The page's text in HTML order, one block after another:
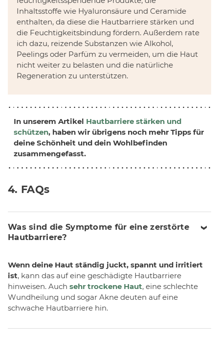
Inhaltsstoffe wie Hyaluronsäure und Ceramide
enthalten, da diese die Hautbarriere stärken und
die Feuchtigkeitsbindung fördern. Außerdem rate
ich dazu, reizende Substanzen wie Alkohol,
Peelings oder Parfüm zu vermeiden, um die Haut
nicht weiter zu belasten und die natürliche
Regeneration zu unterstützen.
In unserem Artikel Hautbarriere stärken und
schützen, haben wir übrigens noch mehr Tipps für
deine Schönheit und dein Wohlbefinden
zusammengefasst.
4. FAQs
Was sind die Symptome für eine zerstörte
Hautbarriere?
Wenn deine Haut ständig juckt, spannt und irritiert
ist, kann das auf eine geschädigte Hautbarriere
hinweisen. Auch sehr trockene Haut, eine schlechte
Wundheilung und sogar Akne deuten auf eine
schwache Hautbarriere hin.